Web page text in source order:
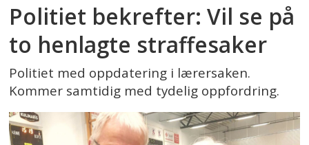
Politiet bekrefter: Vil se på
to henlagte straffesaker
Politiet med oppdatering i lærersaken.
Kommer samtidig med tydelig oppfordring.